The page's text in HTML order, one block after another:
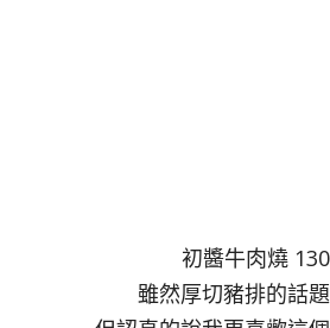
初醬牛肉燒
雖然厚切豬排的話